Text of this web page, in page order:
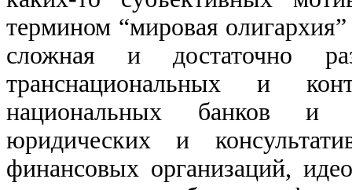
термином “мировая
сложная и достаточно
транснациональных и
национальных банков и
юридических и
финансовых организаций,